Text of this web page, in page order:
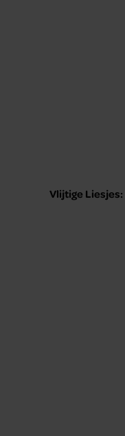
Vlijtige Liesjes: